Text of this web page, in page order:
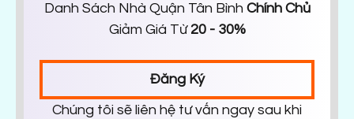
Danh Sách Nhà Quận Tân Bình Chính Chủ
Giảm Giá Từ 20 - 30%
Đăng Ký
Chúng tôi sẽ liên hệ tư vấn ngay sau khi